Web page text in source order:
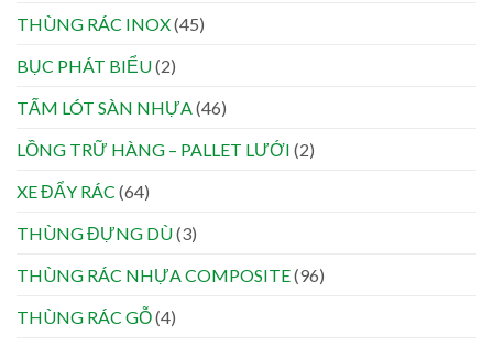
THÙNG RÁC INOX(45)
BỤC PHÁT BIỂU(2)
TẤM LÓT SÀN NHỰA (46)
LỒNG TRỮ HÀNG – PALLET LƯỚI (2)
XE ĐẨY RÁC (64)
THÙNG ĐỰNG DÙ(3)
THÙNG RÁC NHỰA COMPOSITE(96)
THÙNG RÁC GỖ(4)